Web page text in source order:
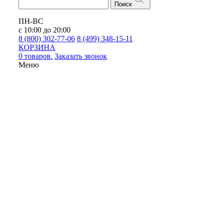
Поиск
ПН-ВС
с 10:00 до 20:00
8 (800) 302-77-06 8 (499) 348-15-11
КОРЗИНА
0 товаров. Заказать звонок
Меню